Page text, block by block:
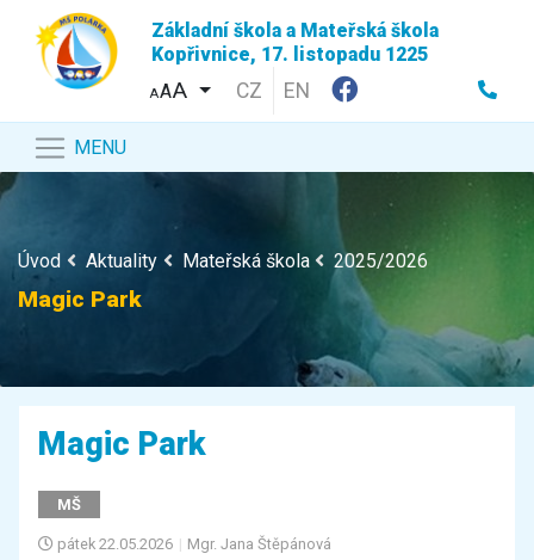
Základní škola a Mateřská škola
Kopřivnice, 17. listopadu 1225
AA CZ EN
MENU
Úvod Aktuality Mateřská škola 2025/2026
Magic Park
Magic Park
MŠ
pátek 22.05.2026 | Mgr. Jana Štěpánová